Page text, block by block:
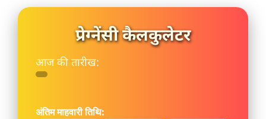
प्रेग्नेंसी कैलकुलेटर
आज की तारीख:
अंतिम माहवारी तिथि: